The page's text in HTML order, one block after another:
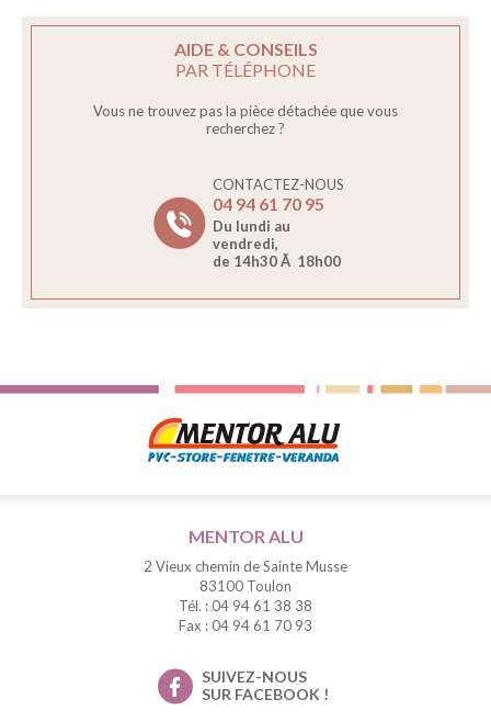
AIDE & CONSEILS
PAR TÉLÉPHONE
Vous ne trouvez pas la pièce détachée que vous
recherchez ?
CONTACTEZ-NOUS
04 94 61 70 95
Du lundi au
vendredi,
de 14h30 Ã 18h00
MENTOR ALU
2 Vieux chemin de Sainte Musse
83100 Toulon
Tél. : 04 94 61 38 38
Fax : 04 94 61 70 93
SUIVEZ-NOUS
SUR FACEBOOK !